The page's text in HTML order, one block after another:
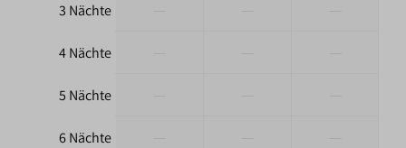
3 Nächte
4 Nächte
5 Nächte
6 Nächte